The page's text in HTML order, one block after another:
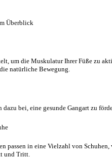
Überblick
um die Muskulatur Ihrer Füße zu
natürliche Bewegung.
dazu bei, eine gesunde Gangart zu
passen in eine Vielzahl von
und Tritt.